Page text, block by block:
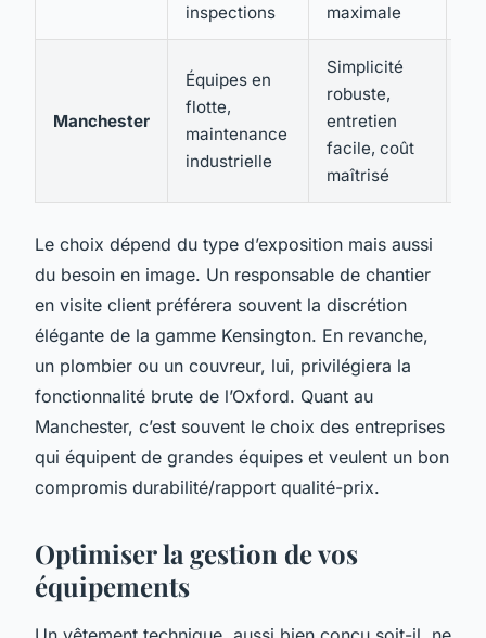
inspections
maximale
Manchester
Équipes en
flotte,
maintenance
industrielle
Simplicité
robuste,
entretien
facile, coût
maîtrisé
Le choix dépend du type d’exposition mais aussi
du besoin en image. Un responsable de chantier
en visite client préférera souvent la discrétion
élégante de la gamme Kensington. En revanche,
un plombier ou un couvreur, lui, privilégiera la
fonctionnalité brute de l’Oxford. Quant au
Manchester, c’est souvent le choix des entreprises
qui équipent de grandes équipes et veulent un bon
compromis durabilité/rapport qualité-prix.
Optimiser la gestion de vos
équipements